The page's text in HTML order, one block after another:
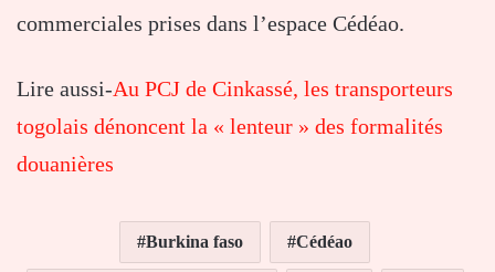
commerciales prises dans l’espace Cédéao.
Lire aussi-Au PCJ de Cinkassé, les transporteurs
togolais dénoncent la « lenteur » des formalités
douanières
Burkina faso Cédéao